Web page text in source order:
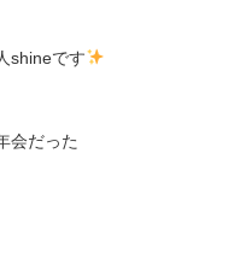
shineです
会だった